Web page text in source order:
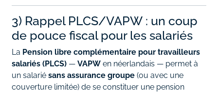
3) Rappel PLCS/VAPW : un coup
de pouce fiscal pour les salariés
La Pension libre complémentaire pour travailleurs
salariés (PLCS) — VAPW en néerlandais — permet à
un salarié sans assurance groupe (ou avec une
couverture limitée) de se constituer une pension